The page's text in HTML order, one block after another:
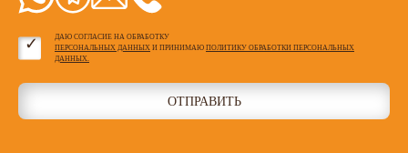
ДАЮ СОГЛАСИЕ НА ОБРАБОТКУ
ПЕРСОНАЛЬНЫХ ДАННЫХ И ПРИНИМАЮ ПОЛИТИКУ ОБРАБОТКИ ПЕРСОНАЛЬНЫХ
ДАННЫХ.
ОТПРАВИТЬ